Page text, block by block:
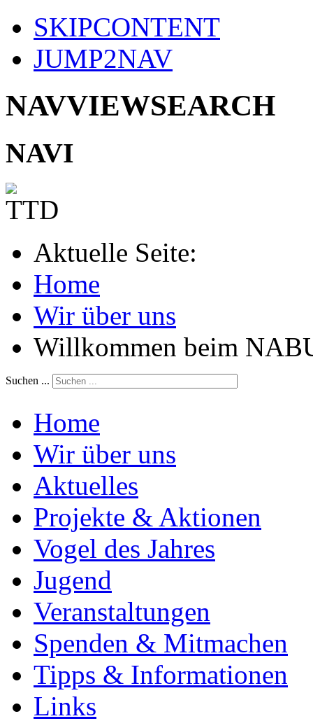
SKIPCONTENT
JUMP2NAV
NAVVIEWSEARCH
NAVI
Aktuelle Seite:
Home
Wir über uns
Willkommen beim
Suchen ...
Home
Wir über uns
Aktuelles
Projekte & Aktionen
Vogel des Jahres
Jugend
Veranstaltungen
Spenden & Mitmachen
Tipps & Informationen
Links